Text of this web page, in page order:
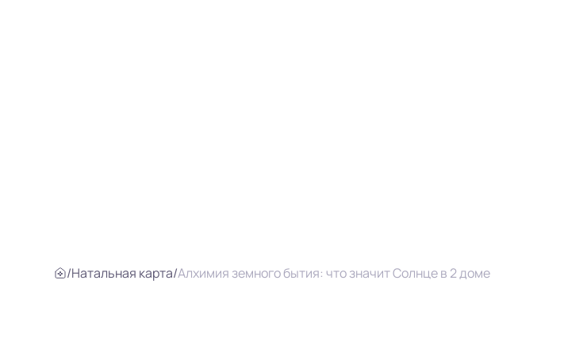
/Натальная карта/Алхимия земного бытия: что значит Солнце в 2 доме